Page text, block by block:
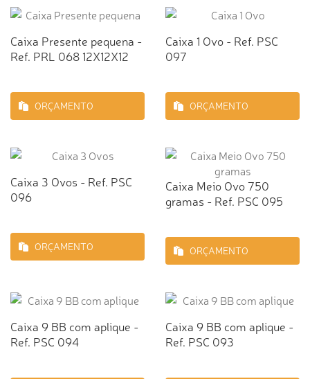
Caixa Presente pequena -
Ref. PRL 068 12X12X12
ORÇAMENTO
Caixa 1 Ovo - Ref. PSC
097
ORÇAMENTO
Caixa 3 Ovos - Ref. PSC
096
ORÇAMENTO
Caixa Meio Ovo 750
gramas - Ref. PSC 095
ORÇAMENTO
Caixa 9 BB com aplique -
Ref. PSC 094
Caixa 9 BB com aplique -
Ref. PSC 093